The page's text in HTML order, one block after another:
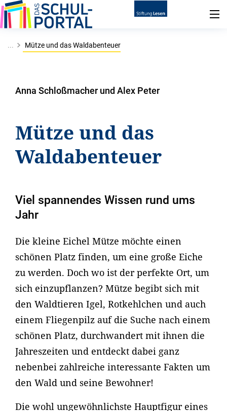
... Mütze und das Waldabenteuer
Anna Schloßmacher und Alex Peter
Mütze und das
Waldabenteuer
Viel spannendes Wissen rund ums
Jahr
Die kleine Eichel Mütze möchte einen
schönen Platz finden, um eine große Eiche
zu werden. Doch wo ist der perfekte Ort, um
sich einzupflanzen? Mütze begibt sich mit
den Waldtieren Igel, Rotkehlchen und auch
einem Fliegenpilz auf die Suche nach einem
schönen Platz, durchwandert mit ihnen die
Jahreszeiten und entdeckt dabei ganz
nebenbei zahlreiche interessante Fakten um
den Wald und seine Bewohner!
Die wohl ungewöhnlichste Hauptfigur eines